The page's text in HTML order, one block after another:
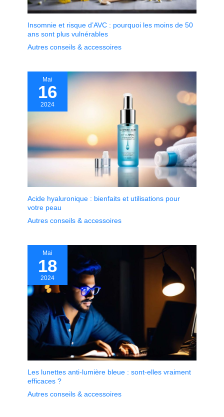
Insomnie et risque d’AVC : pourquoi les moins de 50
ans sont plus vulnérables
Autres conseils & accessoires
Mai
16
2024
Acide hyaluronique : bienfaits et utilisations pour
votre peau
Autres conseils & accessoires
Mai
18
2024
Les lunettes anti-lumière bleue : sont-elles vraiment
efficaces ?
Autres conseils & accessoires